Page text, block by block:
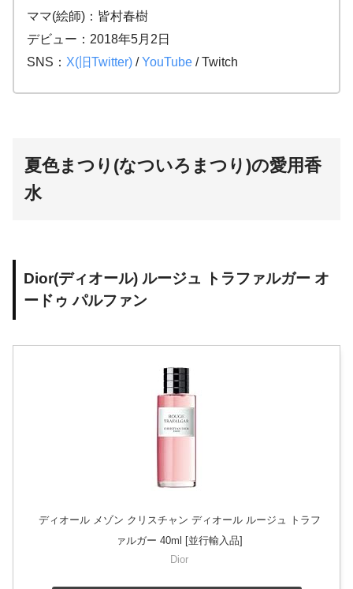
ママ(絵師)：皆村春樹
デビュー：2018年5月2日
SNS： X(旧Twitter) /YouTube / Twitch
夏色まつり(なついろまつり)の愛用香
水
Dior(ディオール) ルージュ トラファルガー オ
ードゥ パルファン
ディオール メゾン クリスチャン ディオール ルージュ トラフ
ァルガー 40ml [並行輸入品]
Dior